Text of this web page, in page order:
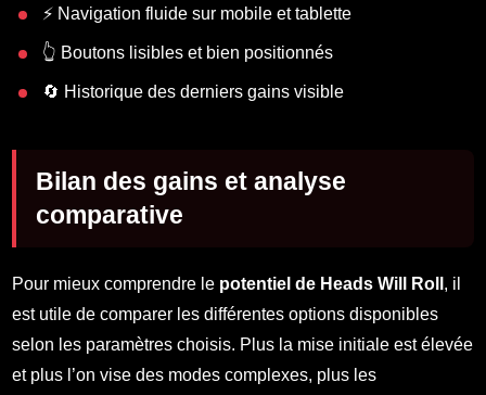
⚡ Navigation fluide sur mobile et tablette
👆 Boutons lisibles et bien positionnés
🔄 Historique des derniers gains visible
Bilan des gains et analyse
comparative
Pour mieux comprendre le potentiel de Heads Will Roll , il
est utile de comparer les différentes options disponibles
selon les paramètres choisis. Plus la mise initiale est élevée
et plus l’on vise des modes complexes, plus les